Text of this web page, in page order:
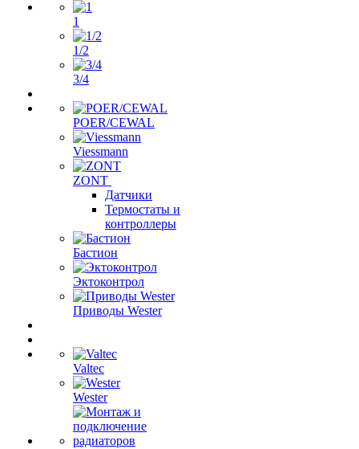
1
1/2
3/4
POER/CEWAL
Viessmann
ZONT
Датчики
Термостаты и
контроллеры
Бастион
Эктоконтрол
Приводы Wester
Valtec
Wester